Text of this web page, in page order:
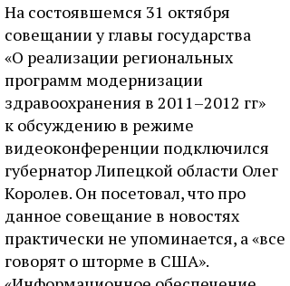
На состоявшемся 31 октября
совещании у главы государства
«О реализации региональных
программ модернизации
здравоохранения в 2011–2012 гг»
к обсуждению в режиме
видеоконференции подключился
губернатор Липецкой области Олег
Королев. Он посетовал, что про
данное совещание в новостях
практически не упоминается, а «все
говорят о шторме в США».